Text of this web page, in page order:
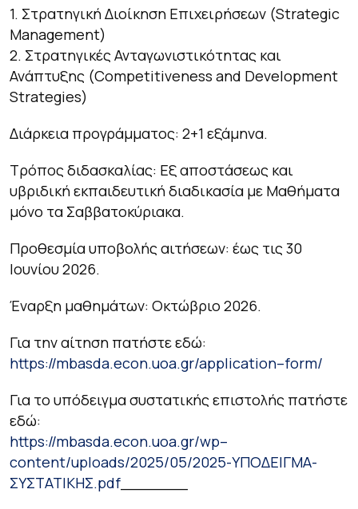
1. Στρατηγική Διοίκηση Επιχειρήσεων (Strategic
Management)
2. Στρατηγικές Ανταγωνιστικότητας και
Ανάπτυξης (Competitiveness and Development
Strategies)
Διάρκεια προγράμματος: 2+1 εξάμηνα.
Τρόπος διδασκαλίας: Εξ αποστάσεως και
υβριδική εκπαιδευτική διαδικασία με Μαθήματα
μόνο τα Σαββατοκύριακα.
Προθεσμία υποβολής αιτήσεων: έως τις 30
Ιουνίου 2026.
Έναρξη μαθημάτων: Οκτώβριο 2026.
Για την αίτηση πατήστε εδώ:
https://mbasda.econ.uoa.gr/application–form/
Για το υπόδειγμα συστατικής επιστολής πατήστε
εδώ:
https://mbasda.econ.uoa.gr/wp–
content/uploads/2025/05/2025-ΥΠΟΔΕΙΓΜΑ-
ΣΥΣΤΑΤΙΚΗΣ.pdf